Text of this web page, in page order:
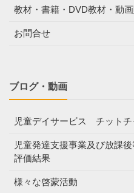
教材・書籍・DVD教材・動
お問合せ
ブログ・動画
児童デイサービス チットチ
児童発達支援事業及び放課
評価結果
様々な啓蒙活動